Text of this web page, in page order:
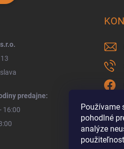
Používame
pohodlné
analýze
predajne:
16:00